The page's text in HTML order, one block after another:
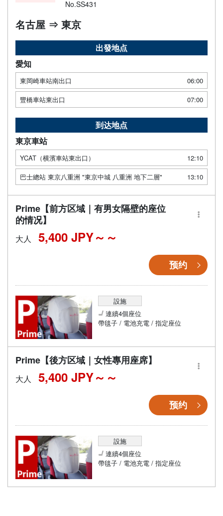
No.SS431
名古屋 ⇒ 東京
出發地点
愛知
東岡崎車站南出口
06:00
豐橋車站東出口
07:00
到达地点
東京車站
YCAT（横濱車站東出口）
12:10
巴士總站 東京八重洲 "東京中城 八重洲 地下二層"
13:10
Prime【前方区域｜有男女隔壁的座位
的情况】
大人 5,400 JPY～
预约
設施
連續4個座位
帶毯子 / 電池充電 / 指定座位
Prime【後方区域｜女性專用座席】
大人 5,400 JPY～
预约
設施
連續4個座位
帶毯子 / 電池充電 / 指定座位